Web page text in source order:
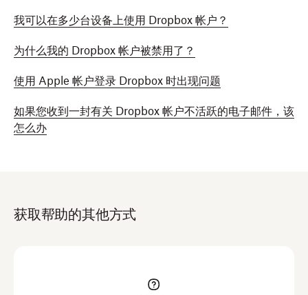
我可以在多少台设备上使用 Dropbox 帐户？
为什么我的 Dropbox 帐户被禁用了？
使用 Apple 帐户登录 Dropbox 时出现问题
如果您收到一封有关 Dropbox 帐户不活跃的电子邮件，该
怎么办
获取帮助的其他方式